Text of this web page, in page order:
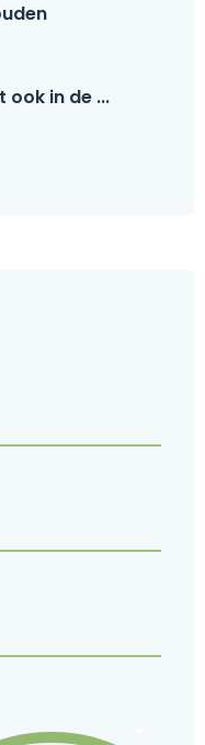
ook in de ...